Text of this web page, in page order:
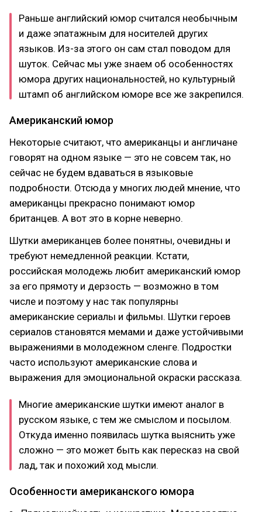
Раньше английский юмор считался необычным
и даже эпатажным для носителей других
языков. Из-за этого он сам стал поводом для
шуток. Сейчас мы уже знаем об особенностях
юмора других национальностей, но культурный
штамп об английском юморе все же закрепился.
Американский юмор
Некоторые считают, что американцы и англичане
говорят на одном языке — это не совсем так, но
сейчас не будем вдаваться в языковые
подробности. Отсюда у многих людей мнение, что
американцы прекрасно понимают юмор
британцев. А вот это в корне неверно.
Шутки американцев более понятны, очевидны и
требуют немедленной реакции. Кстати,
российская молодежь любит американский юмор
за его прямоту и дерзость — возможно в том
числе и поэтому у нас так популярны
американские сериалы и фильмы. Шутки героев
сериалов становятся мемами и даже устойчивыми
выражениями в молодежном сленге. Подростки
часто используют американские слова и
выражения для эмоциональной окраски рассказа.
Многие американские шутки имеют аналог в
русском языке, с тем же смыслом и посылом.
Откуда именно появилась шутка выяснить уже
сложно — это может быть как пересказ на свой
лад, так и похожий ход мысли.
Особенности американского юмора